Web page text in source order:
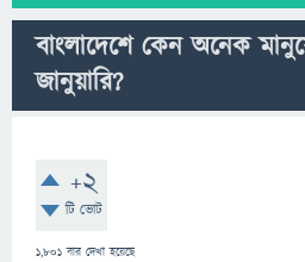
বাংলাদেশে কেন অনেক
জানুয়ারি?
+2
টি ভোট
1,801 বার দেখা হয়েছে